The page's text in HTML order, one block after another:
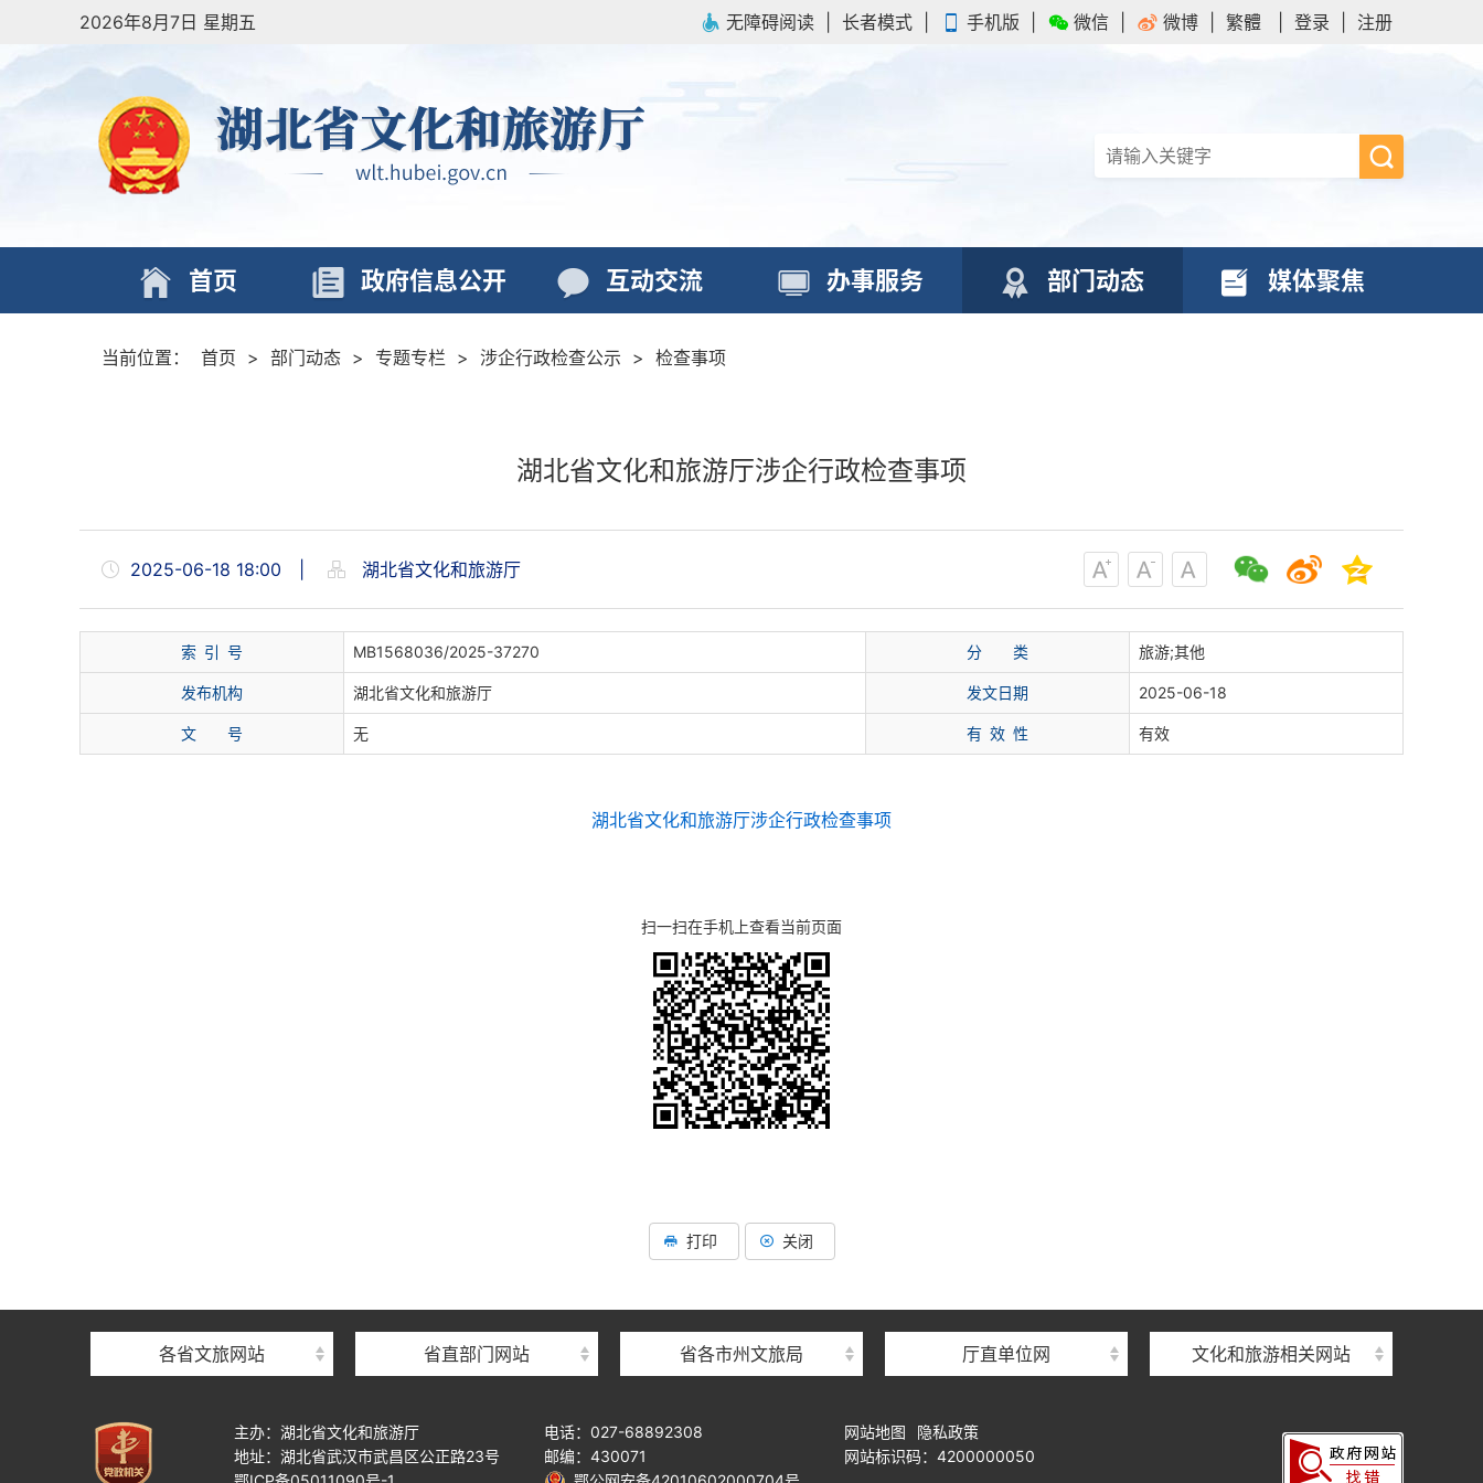
2026年8月7日 星期五 无障碍阅读 长者模式 手机版 微信 微博 繁體 登录 注册
首页 政府信息公开 互动交流 办事服务 部门动态 媒体聚焦
当前位置： 首页 > 部门动态 > 专题专栏 > 涉企行政检查公示 > 检查事项
湖北省文化和旅游厅涉企行政检查事项
2025-06-18 18:00 湖北省文化和旅游厅
索 引 号 MB1568036/2025-37270 分 类 旅游;其他
发布机构 湖北省文化和旅游厅 发文日期 2025-06-18
文 号 无 有 效 性 有效
湖北省文化和旅游厅涉企行政检查事项
扫一扫在手机上查看当前页面
打印 关闭
各省文旅网站 省直部门网站 省各市州文旅局 厅直单位网 文化和旅游相关网站
主办：湖北省文化和旅游厅
地址：湖北省武汉市武昌区公正路23号
电话：027-68892308
邮编：430071
网站地图
隐私政策
网站标识码：4200000050